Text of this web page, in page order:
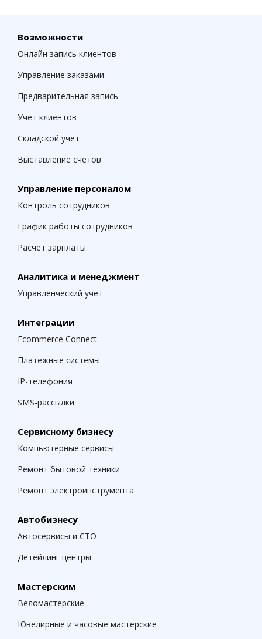
Возможности
Онлайн запись клиентов
Управление заказами
Предварительная запись
Учет клиентов
Складской учет
Выставление счетов
Управление персоналом
Контроль сотрудников
График работы сотрудников
Расчет зарплаты
Аналитика и менеджмент
Управленческий учет
Интеграции
Ecommerce Connect
Платежные системы
IP-телефония
SMS-рассылки
Сервисному бизнесу
Компьютерные сервисы
Ремонт бытовой техники
Ремонт электроинструмента
Автобизнесу
Автосервисы и СТО
Детейлинг центры
Мастерским
Веломастерские
Ювелирные и часовые мастерские